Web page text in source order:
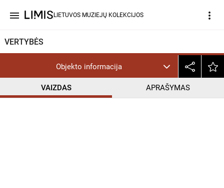
menu LIETUVOS MUZIEJŲ KOLEKCIJOS more_vert
VERTYBĖS
Objekto informacija
VAIZDAS APRAŠYMAS